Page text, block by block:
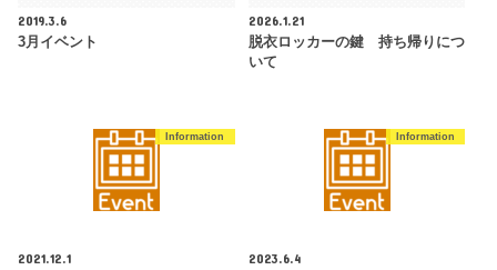
2019.3.6
3月イベント
2026.1.21
脱衣ロッカーの鍵 持ち帰りにつ
いて
Information
2021.12.1
Information
2023.6.4